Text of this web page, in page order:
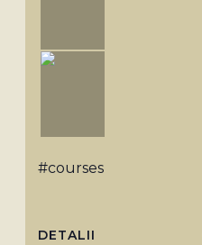
#courses
DETALII